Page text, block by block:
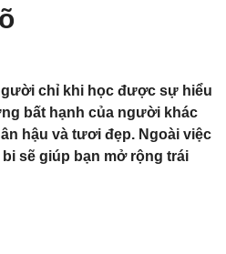
chỉ khi học được sự hiểu
bất hạnh của người khác
hậu và tươi đẹp. Ngoài việc
sẽ giúp bạn mở rộng trái